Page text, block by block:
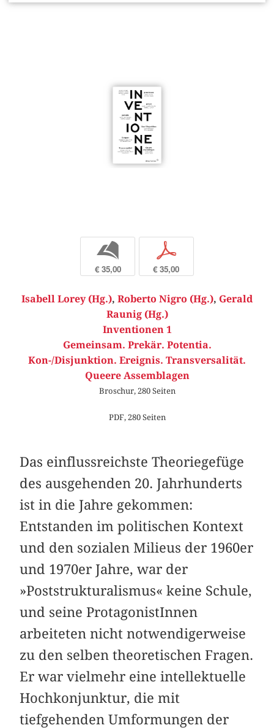
b
€ 35,00
p
€ 35,00
Isabell Lorey (Hg.), Roberto Nigro (Hg.), Gerald
Raunig (Hg.)
Inventionen 1
Gemeinsam. Prekär. Potentia.
Kon-/Disjunktion. Ereignis. Transversalität.
Queere Assemblagen
Broschur, 280 Seiten
PDF, 280 Seiten
Das einflussreichste Theoriegefüge
des ausgehenden 20. Jahrhunderts
ist in die Jahre gekommen:
Entstanden im politischen Kontext
und den sozialen Milieus der 1960er
und 1970er Jahre, war der
»Poststrukturalismus« keine Schule,
und seine ProtagonistInnen
arbeiteten nicht notwendigerweise
zu den selben theoretischen Fragen.
Er war vielmehr eine intellektuelle
Hoch­konjunktur, die mit
tiefgehenden Umformungen der